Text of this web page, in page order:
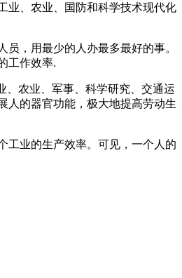
业、农业、国防和科学技术现代化
，用最少的人办最多最好的事。
工作效率.
、农业、军事、科学研究、交通运
人的器官功能，极大地提高劳动生
工业的生产效率。可见，一个人的